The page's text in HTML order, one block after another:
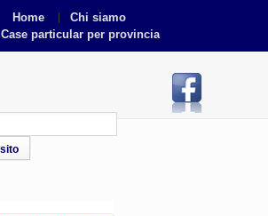
Home
Chi siamo
Case particular per provincia